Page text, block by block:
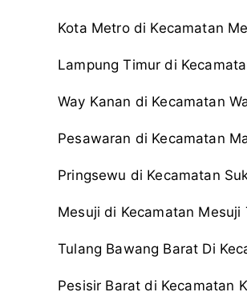
Kota Metro di Kecamatan
Lampung Timur di
Way Kanan di Kecamatan
Pesawaran di Kecamatan
Pringsewu di Kecamatan
Mesuji di Kecamatan
Tulang Bawang Barat Di
Pesisir Barat di Kecamatan